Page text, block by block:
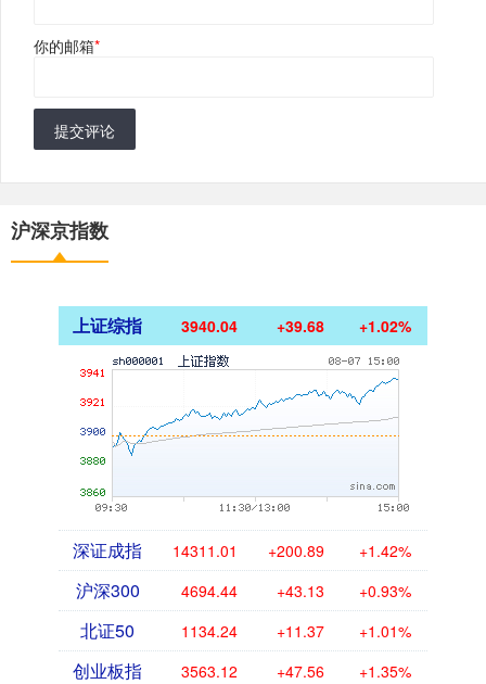
你的邮箱*
提交评论
沪深京指数
上证综指 3940.04 +39.68 +1.02%
深证成指 14311.01 +200.89 +1.42%
沪深300 4694.44 +43.13 +0.93%
北证50 1134.24 +11.37 +1.01%
创业板指 3563.12 +47.56 +1.35%